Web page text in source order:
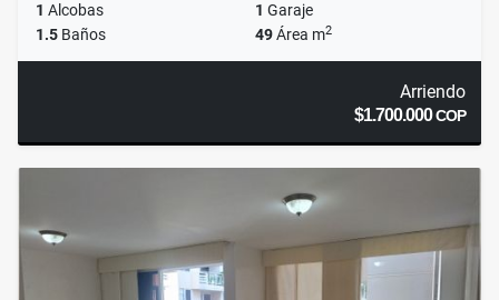
1 Alcobas 1 Garaje
1.5 Baños 49Área m2
Arriendo
$1.700.000COP